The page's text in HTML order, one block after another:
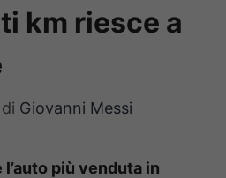
km riesce a
di Giovanni Messi
l’auto più venduta in